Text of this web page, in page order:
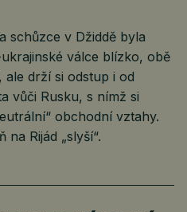
schůzce v Džiddě byla
válce blízko, obě
ale drží si odstup i od
vůči Rusku, s nímž si
obchodní vztahy.
Rijád „slyší“.